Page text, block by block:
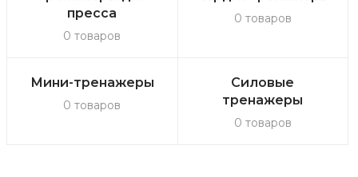
пресса
0 товаров
0 товаров
Мини-тренажеры
0 товаров
Силовые
тренажеры
0 товаров